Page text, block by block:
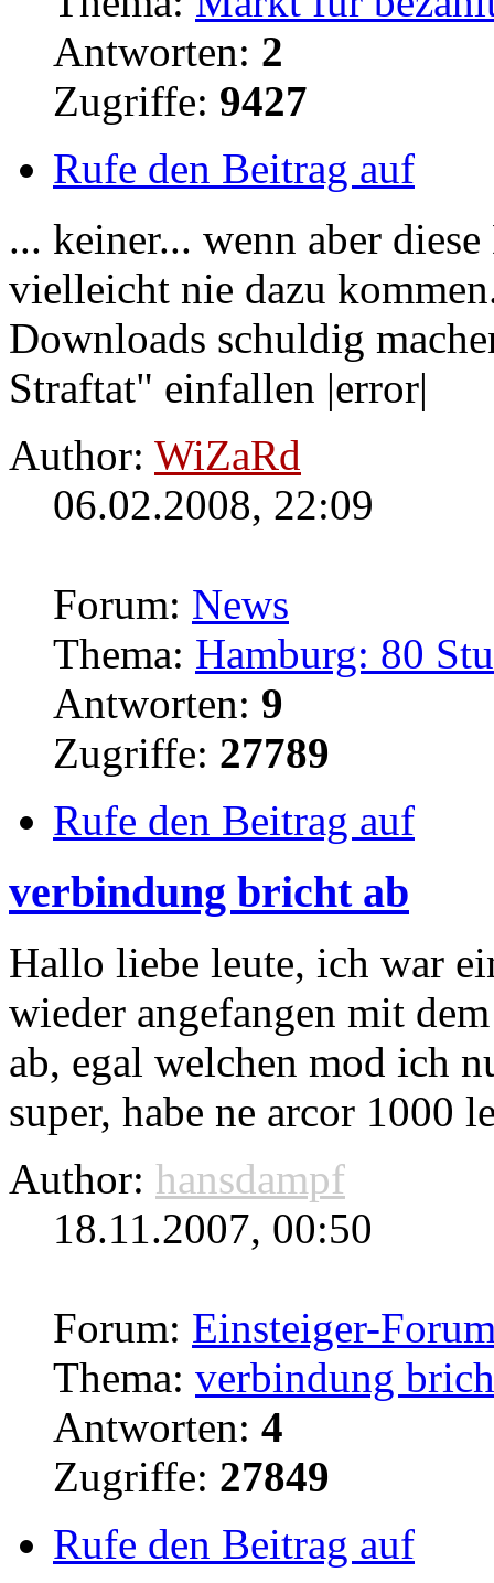
Antworten: 2
Zugriffe: 9427
Rufe den Beitrag auf
... keiner... wenn aber
vielleicht nie dazu
Downloads schuldig
Straftat" einfallen |error|
Author: WiZaRd
06.02.2008, 22:09
Forum: News
Thema: Hamburg: 80
Antworten: 9
Zugriffe: 27789
Rufe den Beitrag auf
verbindung bricht ab
Hallo liebe leute, ich war
wieder angefangen mit
ab, egal welchen mod ich
super, habe ne arcor 1000
Author: hansdampf
18.11.2007, 00:50
Forum: Einsteiger-
Thema: verbindung
Antworten: 4
Zugriffe: 27849
Rufe den Beitrag auf